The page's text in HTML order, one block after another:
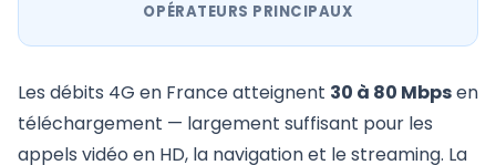
OPÉRATEURS PRINCIPAUX
Les débits 4G en France atteignent 30 à 80 Mbpsen
téléchargement — largement suffisant pour les
appels vidéo en HD, la navigation et le streaming. La